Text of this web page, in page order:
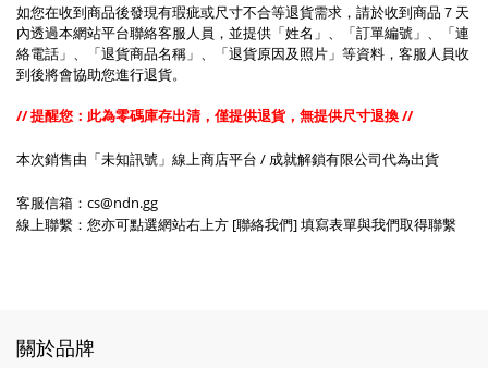
如您在收到商品後發現有瑕疵或尺寸不合等退貨需求，請於收到商品７天
內透過本網站平台聯絡客服人員，並提供「姓名」、「訂單編號」、「連
絡電話」、「退貨商品名稱」、「退貨原因及照片」等資料，客服人員收
到後將會協助您進行退貨。
// 提醒您：此為零碼庫存出清，僅提供退貨，無提供尺寸退換 //
本次銷售由「未知訊號」線上商店平台 / 成就解鎖有限公司代為出貨
客服信箱：cs@ndn.gg
線上聯繫：您亦可點選網站右上方 [聯絡我們] 填寫表單與我們取得聯繫
關於品牌